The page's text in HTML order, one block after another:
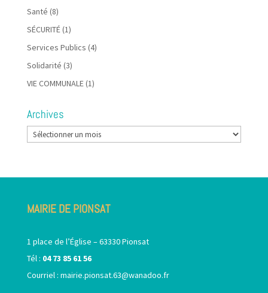
Santé (8)
SÉCURITÉ(1)
Services Publics (4)
Solidarité (3)
VIE COMMUNALE(1)
Archives
Archives
MAIRIE DE PIONSAT
1 place de l’Église – 63330 Pionsat
Tél : 04 73 85 61 56
Courriel : mairie.pionsat.63@wanadoo.fr